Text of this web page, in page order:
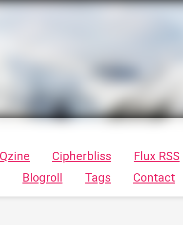
Tykayn Blog
trucs en tout genre par Tykayn
Qzine Cipherbliss
Flux RSS
Blogroll Tags Contact